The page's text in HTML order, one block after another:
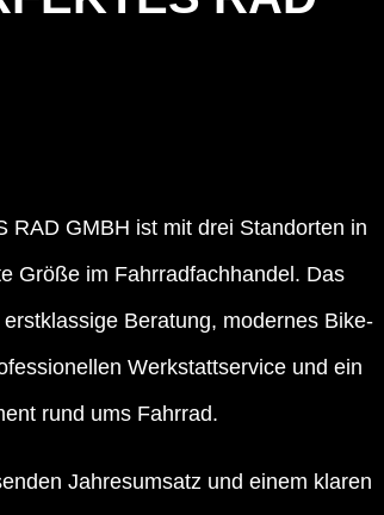
RAD GMBH ist mit drei Standorten in
Größe im Fahrradfachhandel. Das
Beratung, modernes Bike-
Werkstattservice und ein
rund ums Fahrrad.
Jahresumsatz und einem klaren